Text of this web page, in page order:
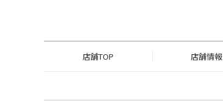
店舗TOP 店舗情報